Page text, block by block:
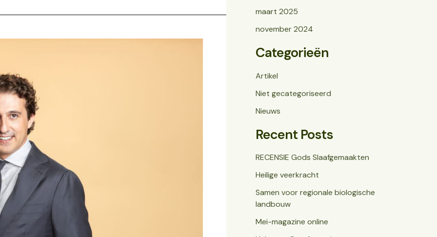
maart 2025
november 2024
Categorieën
Artikel
Niet gecategoriseerd
Nieuws
Recent Posts
RECENSIE Gods Slaafgemaakten
Heilige veerkracht
Samen voor regionale biologische
landbouw
Mei-magazine online